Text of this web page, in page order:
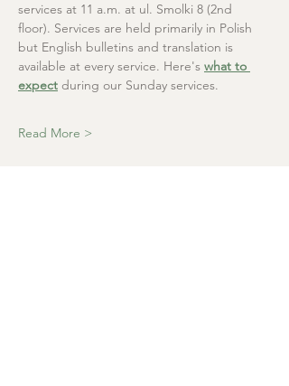
services at 11 a.m. at ul. Smolki 8 (2nd
floor). Services are held primarily in Polish
but English bulletins and translation is
available at every service. Here's what to
expect during our Sunday services.
Read More >